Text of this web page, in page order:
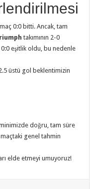
0:0 bitti. Ancak, tam
takımının 2-0
eşitlik oldu, bu nedenle
üstü gol beklentimizin
doğru, tam süre
genel tahmin
elde etmeyi umuyoruz!